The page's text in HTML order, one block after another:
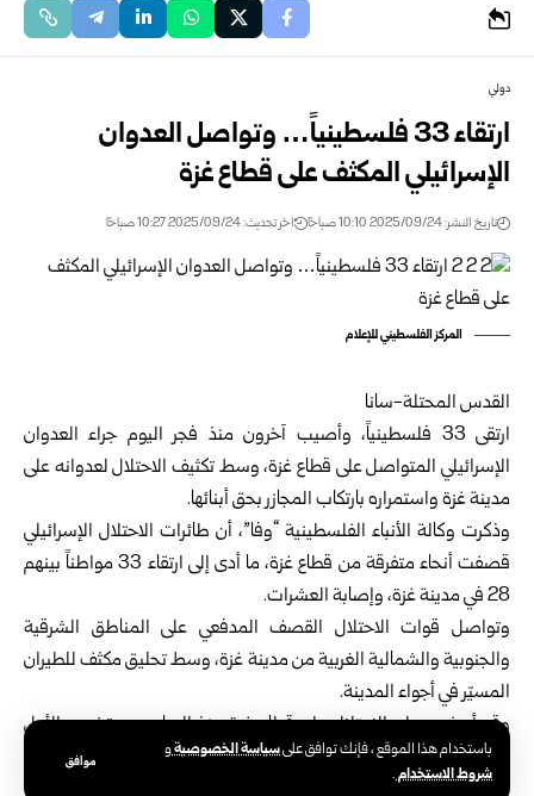
باستخدام هذا الموقع ، فإنك توافق علىسياسة الخصوصيةو
شروط الاستخدام.
موافق
دولي
ارتقاء 33 فلسطينياً… وتواصل العدوان
الإسرائيلي المكثف على قطاع غزة
تاريخ النشر: 2025/09/24 10:10 صباحًا اخر تحديث: 2025/09/24 10:27 صباحًا
المركز الفلسطيني للإعلام
القدس المحتلة-سانا
ارتقى 33 فلسطينياً، وأصيب آخرون منذ فجر اليوم جراء العدوان
الإسرائيلي المتواصل على قطاع غزة، وسط تكثيف الاحتلال لعدوانه على
مدينة غزة واستمراره بارتكاب المجازر بحق أبنائها.
وذكرت وكالة الأنباء الفلسطينية “وفا”، أن طائرات الاحتلال الإسرائيلي
قصفت أنحاء متفرقة من قطاع غزة، ما أدى إلى ارتقاء 33 مواطناً بينهم
28 في مدينة غزة، وإصابة العشرات.
وتواصل قوات الاحتلال القصف المدفعي على المناطق الشرقية
والجنوبية والشمالية الغربية من مدينة غزة، وسط تحليق مكثف للطيران
المسيّر في أجواء المدينة.
وقد أسفر عدوان الاحتلال على قطاع غزة منذ السابع من تشرين الأول
2023 عن استشهاد 65.344 مواطناً، أغلبيتهم من الأطفال والنساء،
وإصابة 166.795 آخرين.